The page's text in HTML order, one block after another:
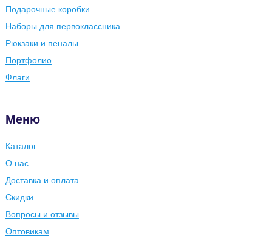
Подарочные коробки
Наборы для первоклассника
Рюкзаки и пеналы
Портфолио
Флаги
Меню
Каталог
О нас
Доставка и оплата
Скидки
Вопросы и отзывы
Оптовикам